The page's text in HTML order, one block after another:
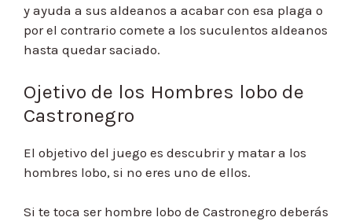
y ayuda a sus aldeanos a acabar con esa plaga o
por el contrario comete a los suculentos aldeanos
hasta quedar saciado.
Ojetivo de los Hombres lobo de
Castronegro
El objetivo del juego es descubrir y matar a los
hombres lobo, si no eres uno de ellos.
Si te toca ser hombre lobo de Castronegro deberás